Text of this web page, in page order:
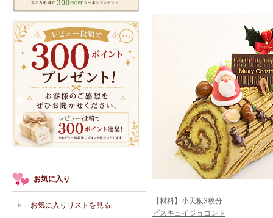
【材料】小天板3枚分
ビスキュイジョコンド
お気に入り
お気に入りリストを見る